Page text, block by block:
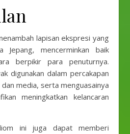
lapisan ekspresi yang
Jepang, mencerminkan baik
berpikir para penuturnya.
digunakan dalam percakapan
media, serta menguasainya
meningkatkan kelancaran
ini juga dapat memberi